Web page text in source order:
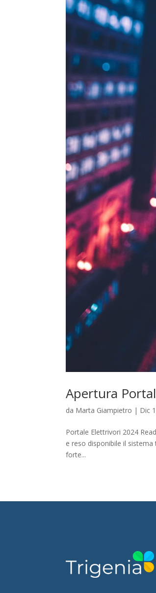
Apertura
da Marta Giampietro | Dic
Portale Elettrivori 2024
e reso disponibile il
forte...